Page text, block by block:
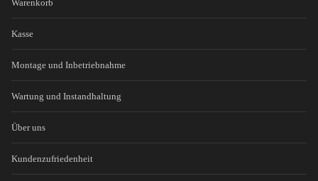
Warenkorb
Kasse
Montage und Inbetriebnahme
Wartung und Instandhaltung
Über uns
Kundenzufriedenheit